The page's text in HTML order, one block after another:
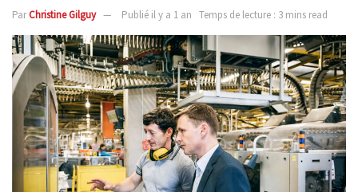
ParChristine Gilguy Publié il y a 1 an Temps de lecture : 3 mins read